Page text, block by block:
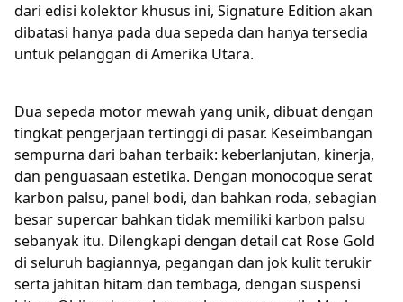
dari edisi kolektor khusus ini, Signature Edition akan
dibatasi hanya pada dua sepeda dan hanya tersedia
untuk pelanggan di Amerika Utara.
Dua sepeda motor mewah yang unik, dibuat dengan
tingkat pengerjaan tertinggi di pasar. Keseimbangan
sempurna dari bahan terbaik: keberlanjutan, kinerja,
dan penguasaan estetika. Dengan monocoque serat
karbon palsu, panel bodi, dan bahkan roda, sebagian
besar supercar bahkan tidak memiliki karbon palsu
sebanyak itu. Dilengkapi dengan detail cat Rose Gold
di seluruh bagiannya, pegangan dan jok kulit terukir
serta jahitan hitam dan tembaga, dengan suspensi